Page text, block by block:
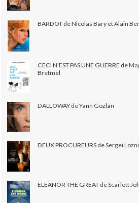
BARDOT de Nicolas Bary et Alain
CECI N'EST PAS UNE GUERRE de
Bretmel
DALLOWAY de Yann Gozlan
DEUX PROCUREURS de Sergei
ELEANOR THE GREAT de Scarlett